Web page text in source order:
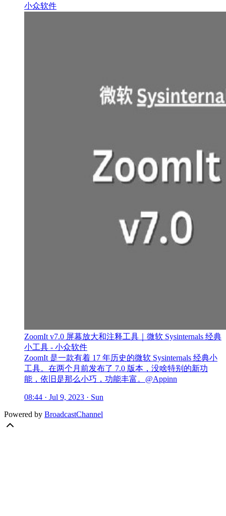
小众软件
ZoomIt v7.0 屏幕放大和注释工具｜微软 Sysinternals 经典
小工具 - 小众软件
ZoomIt 是一款有着 17 年历史的微软 Sysinternals 经典小
工具。在两个月前发布了 7.0 版本，没啥特别的新功
能，依旧是那么小巧，功能丰富。@Appinn
08:44 · Jul 9, 2023 · Sun
Powered by BroadcastChannel